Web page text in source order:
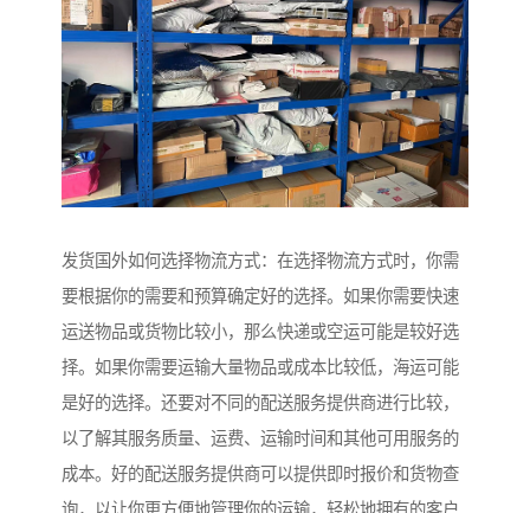
发货国外如何选择物流方式：在选择物流方式时，你需
要根据你的需要和预算确定好的选择。如果你需要快速
运送物品或货物比较小，那么快递或空运可能是较好选
择。如果你需要运输大量物品或成本比较低，海运可能
是好的选择。还要对不同的配送服务提供商进行比较，
以了解其服务质量、运费、运输时间和其他可用服务的
成本。好的配送服务提供商可以提供即时报价和货物查